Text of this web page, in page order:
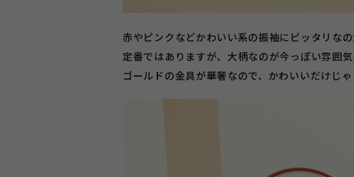
赤やピンクなどかわいい系の振袖にピッタリな
定番ではありますが、大柄なのが今っぽい雰囲気
ゴールドの金具が華奢なので、かわいいだけじ